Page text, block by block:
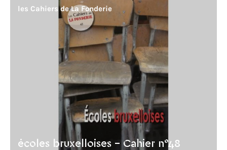
les Cahiers de La Fonderie
écoles bruxelloises - Cahier n°48